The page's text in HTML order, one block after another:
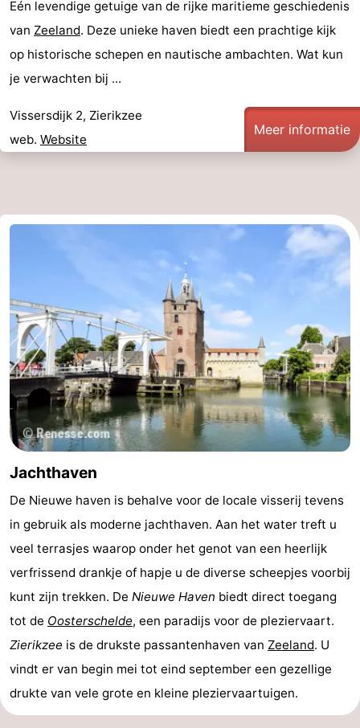
van
Veere
-
Natuur
Mantelingen
-
Zoutelande
-
Contact
Eén levendige getuige van de rijke maritieme geschiedenis
van Zeeland. Deze unieke haven biedt een prachtige kijk
op historische schepen en nautische ambachten. Wat kun
je verwachten bij ...
Vissersdijk 2, Zierikzee
web. Website
Meer informatie
Jachthaven
De Nieuwe haven is behalve voor de locale visserij tevens
in gebruik als moderne jachthaven. Aan het water treft u
veel terrasjes waarop onder het genot van een heerlijk
verfrissend drankje of hapje u de diverse scheepjes voorbij
kunt zijn trekken. De Nieuwe Haven biedt direct toegang
tot de Oosterschelde, een paradijs voor de pleziervaart.
Zierikzee is de drukste passantenhaven van Zeeland. U
vindt er van begin mei tot eind september een gezellige
drukte van vele grote en kleine pleziervaartuigen.